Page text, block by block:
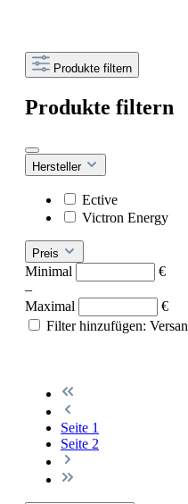
Produkte filtern
Produkte filtern
Hersteller
Ective
Victron Energy
Preis
Minimal
€
–
Maximal
€
Filter hinzufügen:
Seite 1
Seite 2